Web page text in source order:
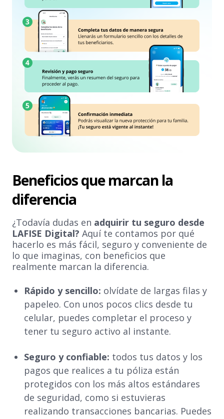
Beneficios que marcan la
diferencia
¿Todavía dudas en adquirir tu seguro desde
LAFISE Digital? Aquí te contamos por qué
hacerlo es más fácil, seguro y conveniente de
lo que imaginas, con beneficios que
realmente marcan la diferencia.
Rápido y sencillo: olvídate de largas filas y
papeleo. Con unos pocos clics desde tu
celular, puedes completar el proceso y
tener tu seguro activo al instante.
Seguro y confiable: todos tus datos y los
pagos que realices a tu póliza están
protegidos con los más altos estándares
de seguridad, como si estuvieras
realizando transacciones bancarias. Puedes